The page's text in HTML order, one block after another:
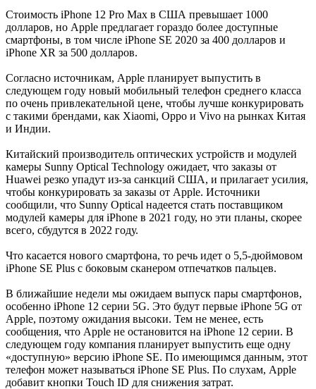
Стоимость iPhone 12 Pro Max в США превышает 1000
долларов, но Apple предлагает гораздо более доступные
смартфоны, в том числе iPhone SE 2020 за 400 долларов и
iPhone XR за 500 долларов.
Согласно источникам, Apple планирует выпустить в
следующем году новый мобильный телефон среднего класса
по очень привлекательной цене, чтобы лучше конкурировать
с такими брендами, как Xiaomi, Oppo и Vivo на рынках Китая
и Индии.
Китайский производитель оптических устройств и модулей
камеры Sunny Optical Technology ожидает, что заказы от
Huawei резко упадут из-за санкций США, и прилагает усилия,
чтобы конкурировать за заказы от Apple. Источники
сообщили, что Sunny Optical надеется стать поставщиком
модулей камеры для iPhone в 2021 году, но эти планы, скорее
всего, сбудутся в 2022 году.
Что касается нового смартфона, то речь идет о 5,5-дюймовом
iPhone SE Plus с боковым сканером отпечатков пальцев.
В ближайшие недели мы ожидаем выпуск пары смартфонов,
особенно iPhone 12 серии 5G. Это будут первые iPhone 5G от
Apple, поэтому ожидания высоки. Тем не менее, есть
сообщения, что Apple не остановится на iPhone 12 серии. В
следующем году компания планирует выпустить еще одну
«доступную» версию iPhone SE. По имеющимся данным, этот
телефон может называться iPhone SE Plus. По слухам, Apple
добавит кнопки Touch ID для снижения затрат.